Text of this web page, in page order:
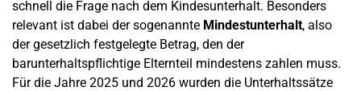
schnell die Frage nach dem Kindesunterhalt. Besonders
relevant ist dabei der sogenannte Mindestunterhalt, also
der gesetzlich festgelegte Betrag, den der
barunterhaltspflichtige Elternteil mindestens zahlen muss.
Für die Jahre 2025 und 2026 wurden die Unterhaltssätze